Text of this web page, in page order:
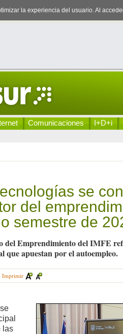
la experiencia del usuario. Al
Comunicaciones I+D+i
se
del
semestre de
del Emprendimiento del IMFE
que apuestan por el autoempleo.
Imprimir
las